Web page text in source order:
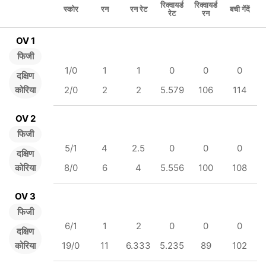
स्कोर रन रन रेट
रिक्वायर्ड
रेट
रिक्वायर्ड
रन
बची गेंदें
OV 1
फिजी
दक्षिण
कोरिया
1/0 1 1 0 0
0
2/0
2 2 5.579 106 114
OV 2
फिजी
दक्षिण
कोरिया
5/1 4 2.5 0 0
0
8/0
6 4 5.556 100 108
OV 3
फिजी
दक्षिण
कोरिया
6/1 1 2 0 0
0
19/0
11 6.333 5.235 89 102